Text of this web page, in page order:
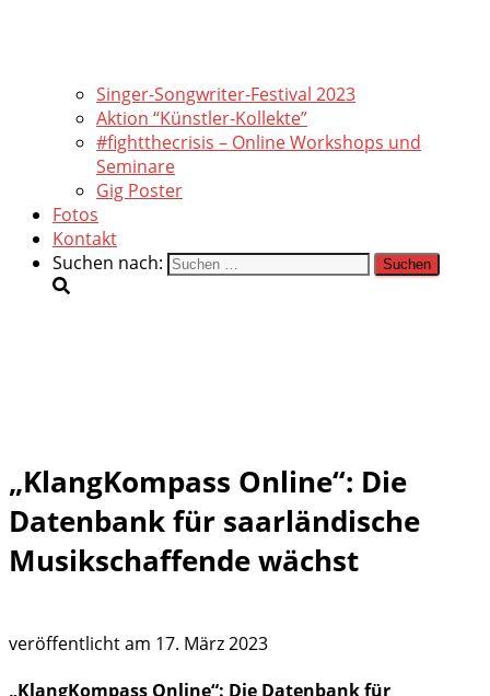
Singer-Songwriter-Festival 2023
Aktion “Künstler-Kollekte”
#fightthecrisis – Online Workshops und
Seminare
Gig Poster
Fotos
Kontakt
Suchen nach:
„KlangKompass Online“: Die
Datenbank für saarländische
Musikschaffende wächst
veröffentlicht am 17. März 2023
„KlangKompass Online“: Die Datenbank für